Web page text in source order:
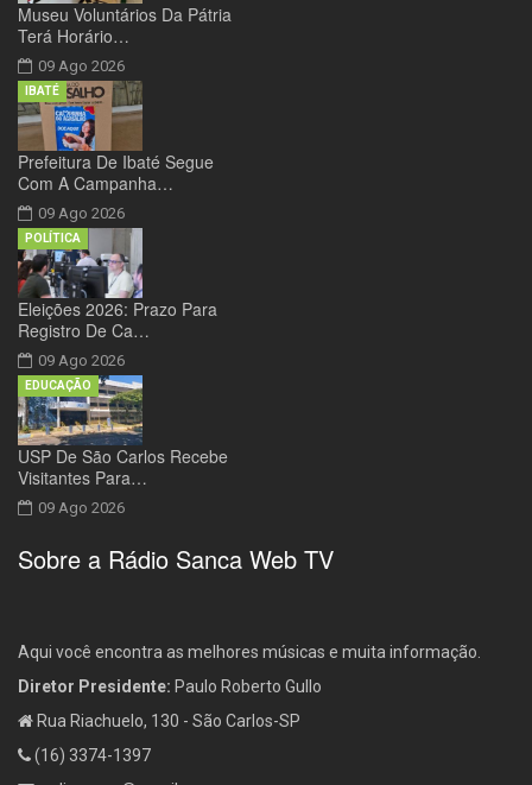
Museu Voluntários Da Pátria
Terá Horário…
09 Ago 2026
Prefeitura De Ibaté Segue
Com A Campanha…
09 Ago 2026
IBATÉ
Eleições 2026: Prazo Para
Registro De Ca…
09 Ago 2026
POLÍTICA
USP De São Carlos Recebe
Visitantes Para…
09 Ago 2026
EDUCAÇÃO
Sobre a Rádio Sanca Web TV
Aqui você encontra as melhores músicas e muita informação.
Diretor Presidente: Paulo Roberto Gullo
Rua Riachuelo, 130 - São Carlos-SP
(16) 3374-1397